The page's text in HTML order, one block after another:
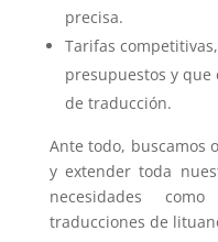
precisa.
Tarifas
presupuestos y que
de traducción.
Ante todo, buscamos
y extender toda
necesidades
traducciones de